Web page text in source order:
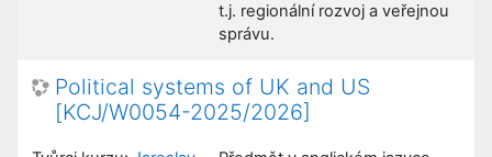
t.j. regionální rozvoj a veřejnou
správu.
Political systems of UK and US
[KCJ/W0054-2025/2026]